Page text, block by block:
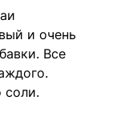
и очень
Все
соли.